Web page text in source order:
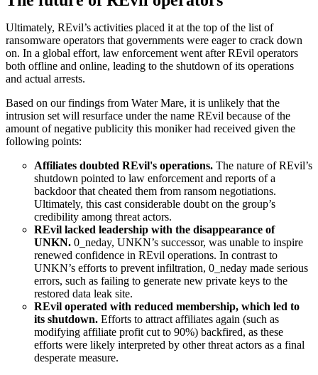
Ultimately, REvil’s activities placed it at the top of the list of
ransomware operators that governments were eager to crack down
on. In a global effort, law enforcement went after REvil operators
both offline and online, leading to the shutdown of its operations
and actual arrests.
Based on our findings from Water Mare, it is unlikely that the
intrusion set will resurface under the name REvil because of the
amount of negative publicity this moniker had received given the
following points:
Affiliates doubted REvil's operations. The nature of REvil’s
shutdown pointed to law enforcement and reports of a
backdoor that cheated them from ransom negotiations.
Ultimately, this cast considerable doubt on the group’s
credibility among threat actors.
REvil lacked leadership with the disappearance of
UNKN. 0_neday, UNKN’s successor, was unable to inspire
renewed confidence in REvil operations. In contrast to
UNKN’s efforts to prevent infiltration, 0_neday made serious
errors, such as failing to generate new private keys to the
restored data leak site.
REvil operated with reduced membership, which led to
its shutdown. Efforts to attract affiliates again (such as
modifying affiliate profit cut to 90%) backfired, as these
efforts were likely interpreted by other threat actors as a final
desperate measure.